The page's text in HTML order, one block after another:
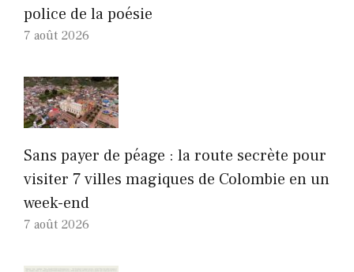
police de la poésie
7 août 2026
Sans payer de péage : la route secrète pour
visiter 7 villes magiques de Colombie en un
week-end
7 août 2026